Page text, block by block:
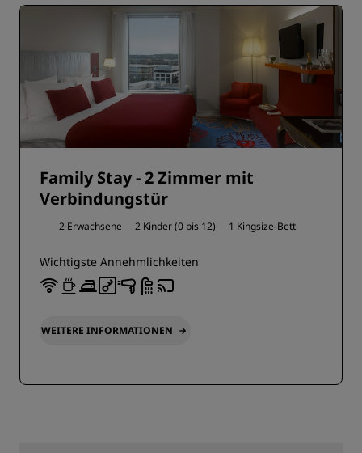
Family Stay - 2 Zimmer mit
Verbindungstür
2 Erwachsene 2 Kinder (0 bis 12) 1 Kingsize-Bett
Wichtigste Annehmlichkeiten
WEITERE INFORMATIONEN